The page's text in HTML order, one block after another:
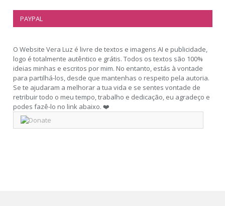
PAYPAL
O Website Vera Luz é livre de textos e imagens AI e publicidade,
logo é totalmente autêntico e grátis. Todos os textos são 100%
ideias minhas e escritos por mim. No entanto, estás à vontade
para partilhá-los, desde que mantenhas o respeito pela autoria.
Se te ajudaram a melhorar a tua vida e se sentes vontade de
retribuir todo o meu tempo, trabalho e dedicação, eu agradeço e
podes fazê-lo no link abaixo. ❤️